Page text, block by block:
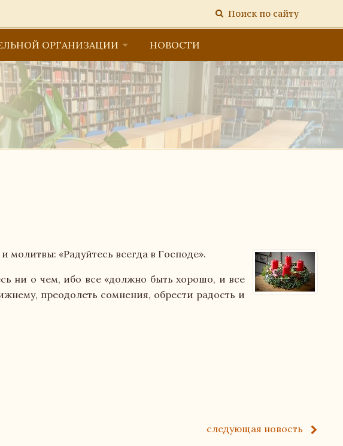
Поиск по сайту
ОРГАНИЗАЦИИ
образовательной организацией
и оснащенность образовательного процесса. Доступная
обучающихся
(перевода) обучающихся
НОВОСТИ
«Радуйтесь всегда в Господе».
ни о чем, ибо все «должно быть хорошо, и все
преодолеть сомнения, обрести радость и
следующая новость